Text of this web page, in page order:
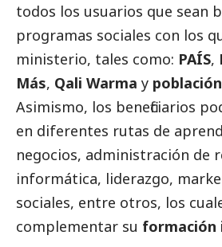
todos los usuarios que sean
programas sociales con los
ministerio, tales como: PAÍS,
Más, Qali Warma y
Asimismo, los beneficiarios
en diferentes rutas de
negocios, administración de
informática, liderazgo,
sociales, entre otros, los
complementar su formación